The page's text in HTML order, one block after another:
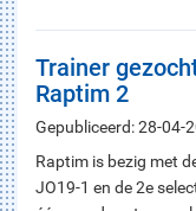
Trainer
Raptim 2
Gepubliceerd: 28-04-
Raptim is bezig met
JO19-1 en de 2e